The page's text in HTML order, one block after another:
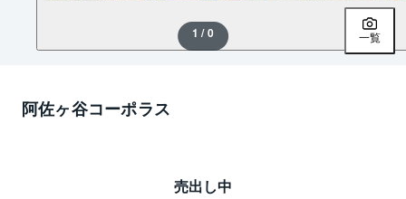
1 / 0 一覧
阿佐ヶ谷コーポラス
売出し中